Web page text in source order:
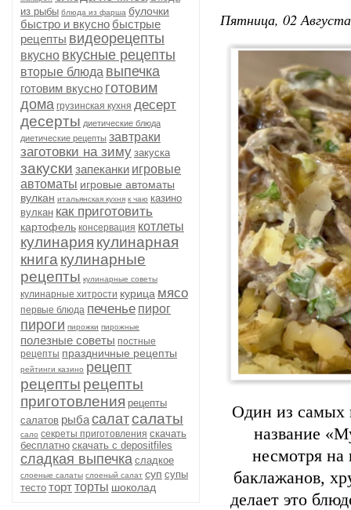
из рыбы блюда из фарша булочки
быстро и вкусно быстрые
рецепты видеорецепты
вкусно вкусные рецепты
вторые блюда выпечка
готовим вкусно готовим
дома грузинская кухня десерт
десерты диетические блюда
диетические рецепты завтраки
заготовки на зиму закуска
закуски запеканки игровые
автоматы игровые автоматы
вулкан итальянская кухня к чаю казино
вулкан как приготовить
картофель консервация котлеты
кулинария кулинарная
книга кулинарные
рецепты кулинарные советы
кулинарные хитрости курица мясо
первые блюда печенье пирог
пироги пирожки пирожные
полезные советы постные
рецепты праздничные рецепты
рейтинги казино рецепт
рецепты рецепты
приготовления рецепты
салатов рыбасалатсалаты
сало секреты приготовления скачать
бесплатно скачать с depositfiles
сладкая выпечка сладкое
слоеные салаты слоеный салат суп супы
тесто тортторты шоколад
Пятница, 02
Один из самых
название
несмотря на
баклажанов,
делает это